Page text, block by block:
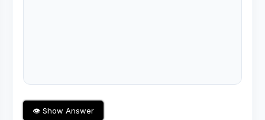
👁 Show Answer